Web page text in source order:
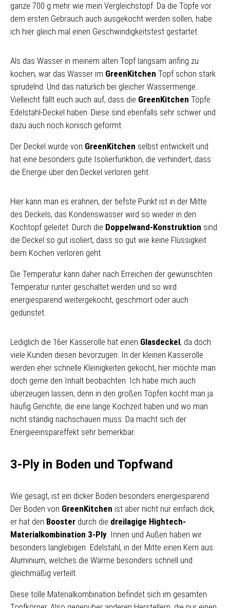
ganze 700 g mehr wie mein Vergleichstopf. Da die Töpfe vor
dem ersten Gebrauch auch ausgekocht werden sollen, habe
ich hier gleich mal einen Geschwindigkeitstest gestartet.
Als das Wasser in meinem alten Topf langsam anfing zu
kochen, war das Wasser im GreenKitchen Topf schon stark
sprudelnd. Und das natürlich bei gleicher Wassermenge.
Vielleicht fällt euch auch auf, dass die GreenKitchen Töpfe
Edelstahl-Deckel haben. Diese sind ebenfalls sehr schwer und
dazu auch noch konisch geformt.
Der Deckel wurde von GreenKitchen selbst entwickelt und
hat eine besonders gute Isolierfunktion, die verhindert, dass
die Energie über den Deckel verloren geht.
Hier kann man es erahnen, der tiefste Punkt ist in der Mitte
des Deckels, das Kondenswasser wird so wieder in den
Kochtopf geleitet. Durch die Doppelwand-Konstruktion sind
die Deckel so gut isoliert, dass so gut wie keine Flüssigkeit
beim Kochen verloren geht.
Die Temperatur kann daher nach Erreichen der gewünschten
Temperatur runter geschaltet werden und so wird
energiesparend weitergekocht, geschmort oder auch
gedünstet.
Lediglich die 16er Kasserolle hat einen Glasdeckel, da doch
viele Kunden diesen bevorzugen. In der kleinen Kasserolle
werden eher schnelle Kleinigkeiten gekocht, hier möchte man
doch gerne den Inhalt beobachten. Ich habe mich auch
überzeugen lassen, denn in den großen Töpfen kocht man ja
häufig Gerichte, die eine lange Kochzeit haben und wo man
nicht ständig nachschauen muss. Da macht sich der
Energieeinspareffekt sehr bemerkbar.
3-Ply in Boden und Topfwand
Wie gesagt, ist ein dicker Boden besonders energiesparend.
Der Boden von GreenKitchen ist aber nicht nur einfach dick,
er hat den Booster durch die dreilagige Hightech-
Materialkombination 3-Ply. Innen und Außen haben wir
besonders langlebigen Edelstahl, in der Mitte einen Kern aus
Aluminium, welches die Wärme besonders schnell und
gleichmäßig verteilt.
Diese tolle Materialkombination befindet sich im gesamten